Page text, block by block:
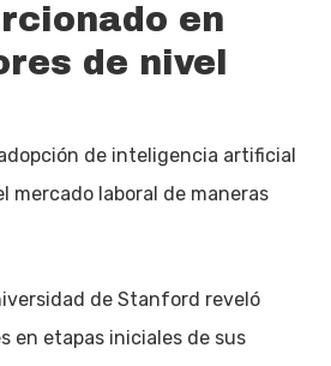
en
de nivel
de inteligencia artificial
mercado laboral de maneras
de Stanford reveló
en etapas iniciales de sus